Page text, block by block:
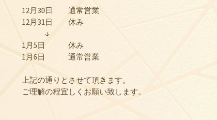
12月30日 通常営業
12月31日 休み
↓
1月5日 休み
1月6日 通常営業
上記の通りとさせて頂きます。
ご理解の程宜しくお願い致します。